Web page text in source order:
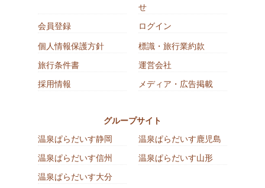
せ
会員登録
ログイン
個人情報保護方針
標識・旅行業約款
旅行条件書
運営会社
採用情報
メディア・広告掲載
グループサイト
温泉ぱらだいす静岡
温泉ぱらだいす鹿児島
温泉ぱらだいす信州
温泉ぱらだいす山形
温泉ぱらだいす大分